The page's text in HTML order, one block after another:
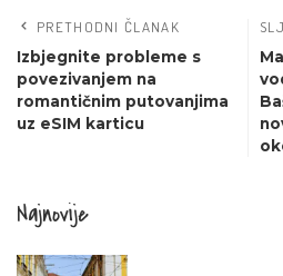
PRETHODNI ČLANAK
Izbjegnite probleme s
povezivanjem na
romantičnim putovanjima
uz eSIM karticu
Najnovije